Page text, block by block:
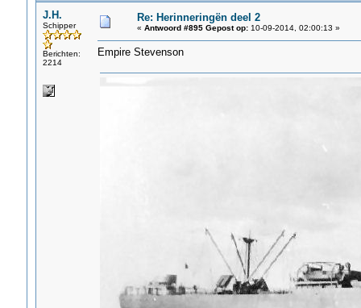
J.H.
Schipper
Berichten:
2214
Re: Herinneringën deel 2
« Antwoord #895 Gepost op:10-09-2014, 02:00:13 »
Empire Stevenson